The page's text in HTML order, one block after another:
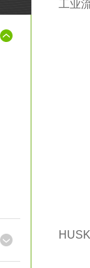
工业